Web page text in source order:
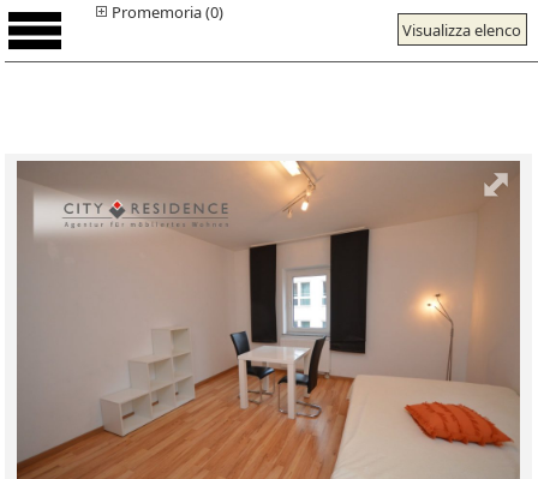
Visualizza elenco
Promemoria (0)